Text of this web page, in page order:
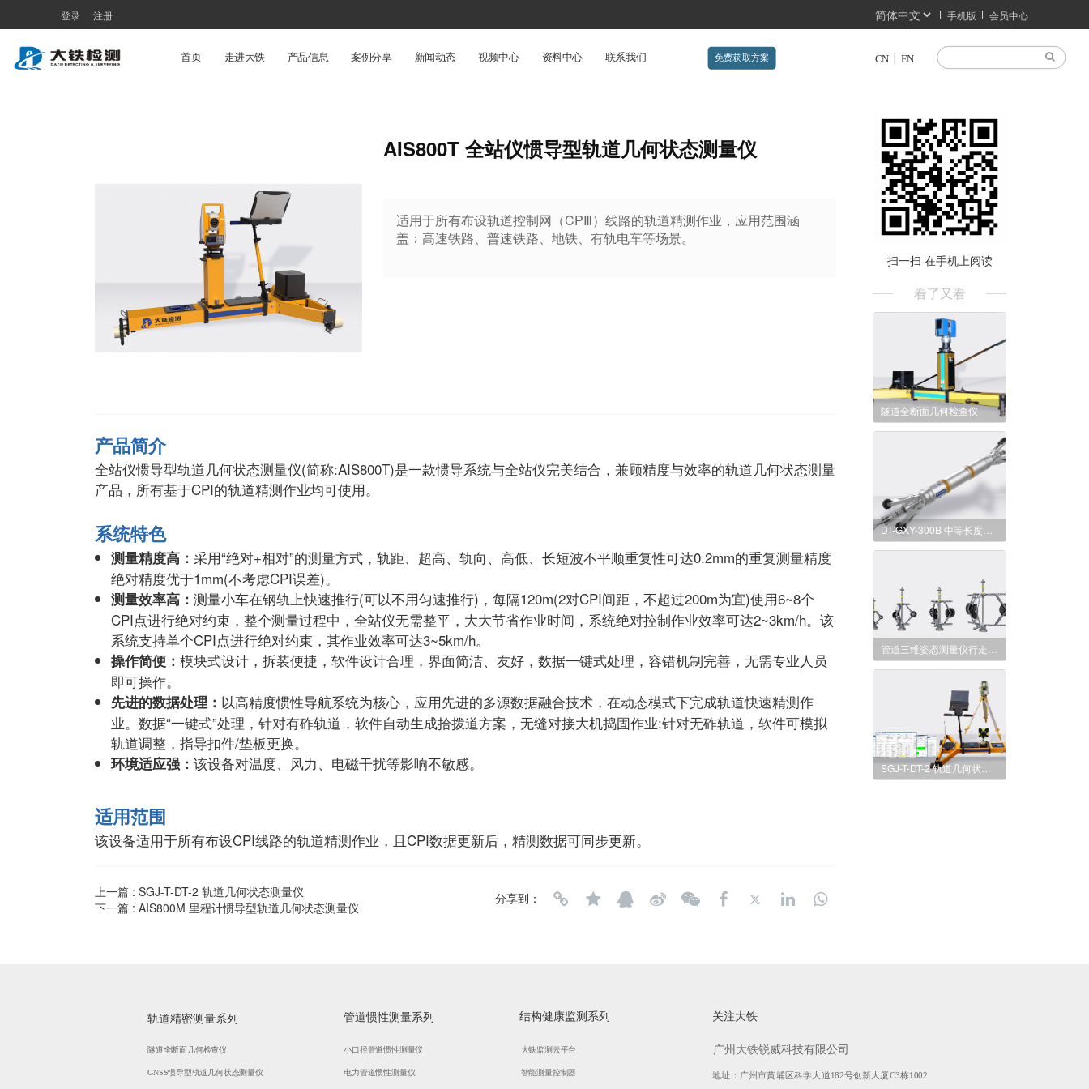
登录 注册 手机版 会员中心
首页 走进大铁 产品信息 案例分享 新闻动态 视频中心 资料中心 联系我们 CN EN
免费获取方案
AIS800T 全站仪惯导型轨道几何状态测量仪
适用于所有布设轨道控制网（CPⅢ）线路的轨道精测作业，应用范围涵
盖：高速铁路、普速铁路、地铁、有轨电车等场景。
产品简介
全站仪惯导型轨道几何状态测量仪(简称:AIS800T)是一款惯导系统与全站仪完美结合，兼顾精度与效率的轨道几何状态测量
产品，所有基于CPI的轨道精测作业均可使用。
系统特色
测量精度高： 采用“绝对+相对”的测量方式，轨距、超高、轨向、高低、长短波不平顺重复性可达0.2mm的重复测量精度
绝对精度优于1mm(不考虑CPI误差)。
测量效率高 ： 测量小车在钢轨上快速推行(可以不用匀速推行)，每隔120m(2对CPI间距，不超过200m为宜)使用6~8个
CPI点进行绝对约束，整个测量过程中，全站仪无需整平，大大节省作业时间，系统绝对控制作业效率可达2~3km/h。该
系统支持单个CPI点进行绝对约束，其作业效率可达3~5km/h。
操作简便 ： 模块式设计，拆装便捷，软件设计合理，界面简洁、友好，数据一键式处理，容错机制完善，无需专业人员
即可操作。
先进的数据处理 ： 以高精度惯性导航系统为核心，应用先进的多源数据融合技术，在动态模式下完成轨道快速精测作
业。数据“一键式”处理，针对有砟轨道，软件自动生成拾拨道方案，无缝对接大机捣固作业:针对无砟轨道，软件可模拟
轨道调整，指导扣件/垫板更换。
环境适应强 ： 该设备对温度、风力、电磁干扰等影响不敏感。
适用范围
该设备适用于所有布设CPI线路的轨道精测作业，且CPI数据更新后，精测数据可同步更新。
上一篇 : SGJ-T-DT-2 轨道几何状态测量仪
下一篇 : AIS800M 里程计惯导型轨道几何状态测量仪
分享到：
扫一扫 在手机上阅读
看了又看
隧道全断面几何检查仪
轨道精密测量系列 管道惯性测量系列 结构健康监测系列 关注大铁
广州大铁锐威科技有限公司
地址：广州市黄埔区科学大道182号创新大厦C3栋1002
隧道全断面几何检查仪
GNSS惯导型轨道几何状态测量仪
小口径管道惯性测量仪
电力管道惯性测量仪
大铁监测云平台
智能测量控制器